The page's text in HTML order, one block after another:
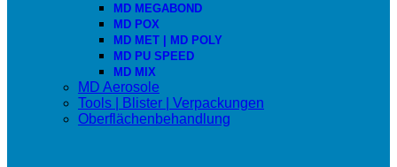
MD MEGABOND
MD POX
MD MET | MD POLY
MD PU SPEED
MD MIX
MD Aerosole
Tools | Blister | Verpackungen
Oberflächenbehandlung